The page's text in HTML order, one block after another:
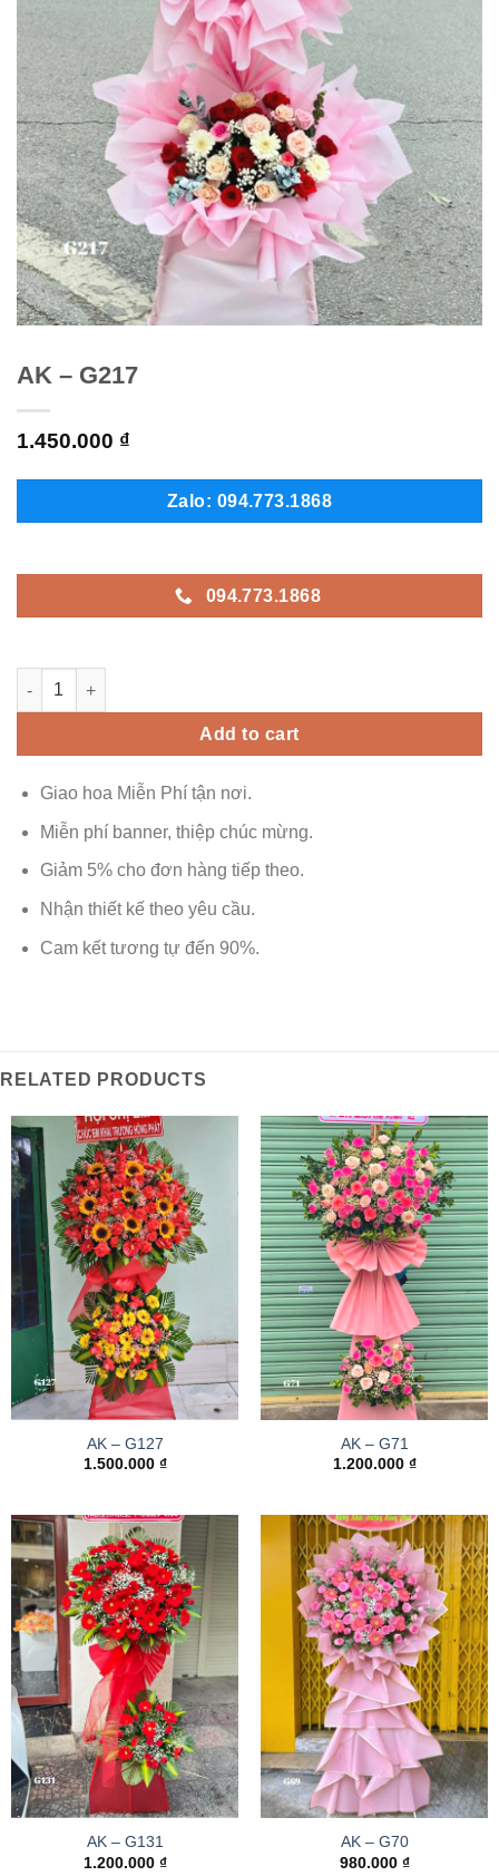
AK – G217
1.450.000 ₫
Zalo: 094.773.1868
094.773.1868
AK - G217 quantity
Add to cart
Giao hoa Miễn Phí tận nơi.
Miễn phí banner, thiệp chúc mừng.
Giảm 5% cho đơn hàng tiếp theo.
Nhận thiết kế theo yêu cầu.
Cam kết tương tự đến 90%.
RELATED PRODUCTS
AK – G127
1.500.000 ₫
AK – G71
1.200.000 ₫
AK – G131
1.200.000 ₫
AK – G70
980.000 ₫